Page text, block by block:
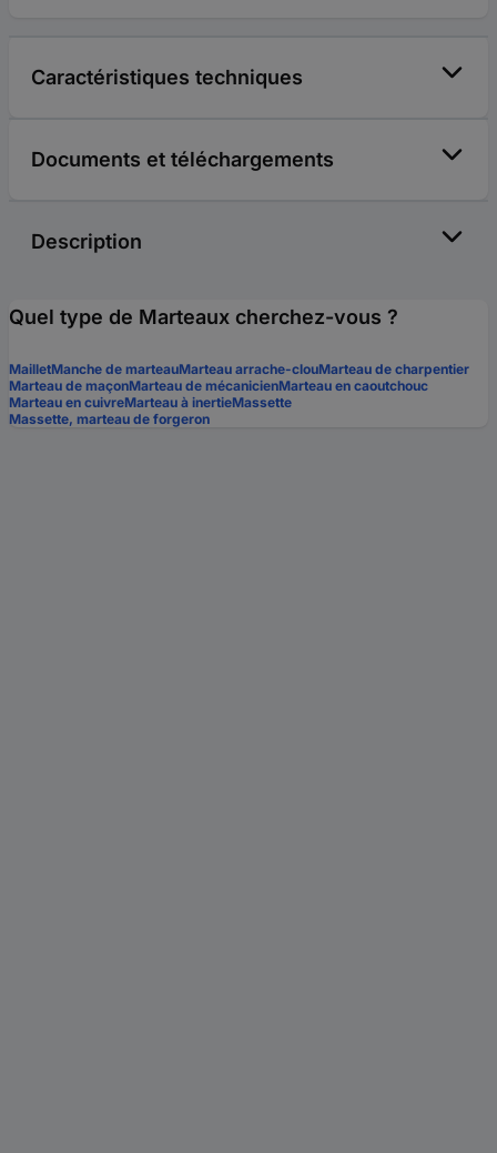
Caractéristiques techniques
Documents et téléchargements
Description
Quel type de Marteaux cherchez-vous ?
MailletManche de marteauMarteau arrache-clouMarteau de charpentier
Marteau de maçonMarteau de mécanicienMarteau en caoutchouc
Marteau en cuivreMarteau à inertieMassette
Massette, marteau de forgeron